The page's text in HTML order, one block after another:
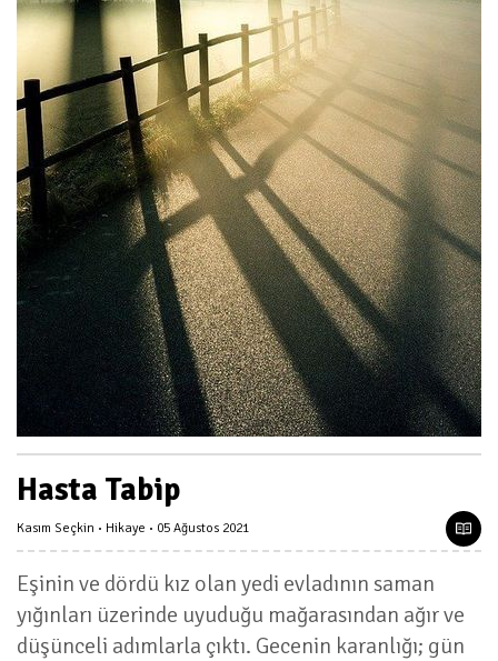
Hasta Tabip
Kasım Seçkin Hikaye 05 Ağustos 2021
Eşinin ve dördü kız olan yedi evladının saman
yığınları üzerinde uyuduğu mağarasından ağır ve
düşünceli adımlarla çıktı. Gecenin karanlığı; gün